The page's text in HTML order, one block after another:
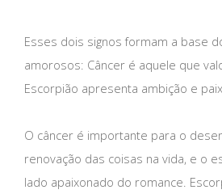
Esses dois signos formam a base
amorosos: Câncer é aquele que
Escorpião apresenta ambição e
O câncer é importante para o
renovação das coisas na vida, e o
lado apaixonado do romance.